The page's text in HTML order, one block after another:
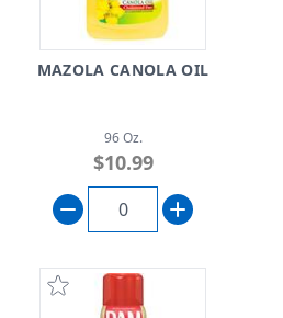
MAZOLA CANOLA OIL
96 Oz.
$10.99